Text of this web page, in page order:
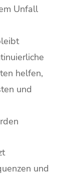
Unfall
helfen,
und
und